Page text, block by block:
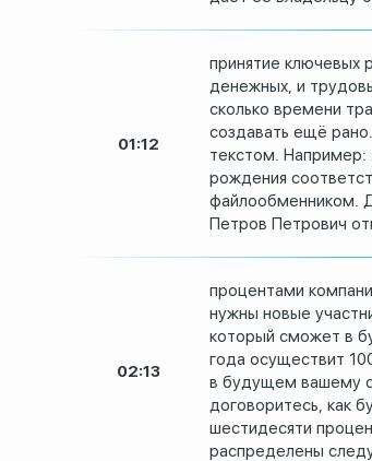
01:12
принятие ключевых
денежных, и
сколько времени
создавать ещё рано.
текстом. Например:
рождения
файлообменником.
Петров Петрович
02:13
процентами
нужны новые
который сможет в
года осуществит
в будущем вашему
договоритесь, как
шестидесяти
распределены